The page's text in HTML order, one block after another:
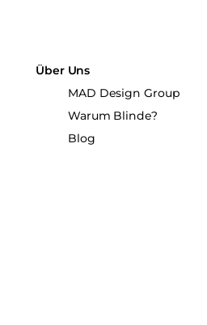
Über Uns
MAD Design Group
Warum Blinde?
Blog